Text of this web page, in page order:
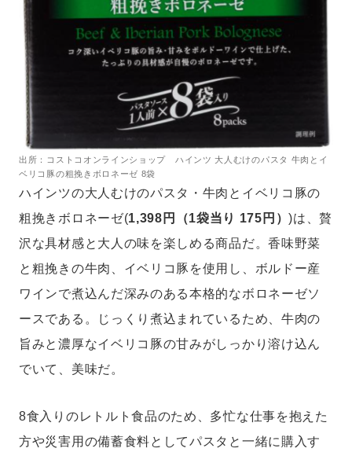
出所：コストコオンラインショップ ハインツ 大人むけのパスタ 牛肉とイ
ベリコ豚の粗挽きボロネーゼ 8袋
ハインツの大人むけのパスタ・牛肉とイベリコ豚の
粗挽きボロネーゼ(1,398円（1袋当り 175円）)は、贅
沢な具材感と大人の味を楽しめる商品だ。香味野菜
と粗挽きの牛肉、イベリコ豚を使用し、ボルドー産
ワインで煮込んだ深みのある本格的なボロネーゼソ
ースである。じっくり煮込まれているため、牛肉の
旨みと濃厚なイベリコ豚の甘みがしっかり溶け込ん
でいて、美味だ。
8食入りのレトルト食品のため、多忙な仕事を抱えた
方や災害用の備蓄食料としてパスタと一緒に購入す